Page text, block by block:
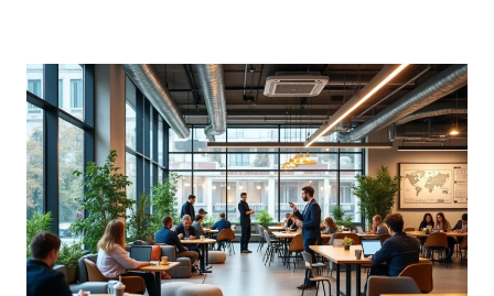
:
AVANTAGES
ET
INCONVÉNIENTS